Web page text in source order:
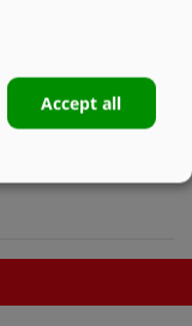
Accept all